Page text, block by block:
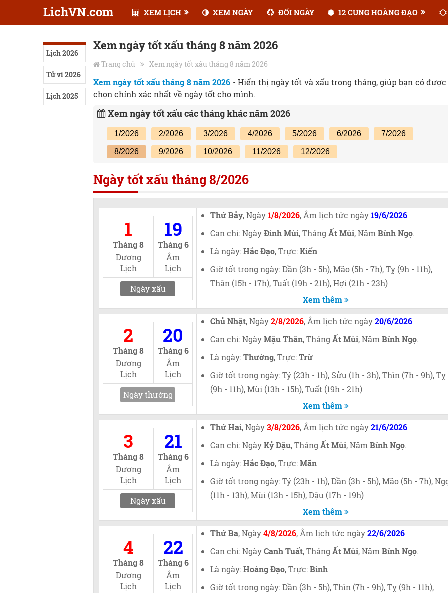
LichVN.com XEM LỊCH XEM NGÀY ĐỔI NGÀY 12 CUNG HOÀNG ĐẠO
Lịch 2026
Tử vi 2026
Lịch 2025
Xem ngày tốt xấu tháng 8 năm 2026
Trang chủ Xem ngày tốt xấu tháng 8 năm 2026
Xem ngày tốt xấu tháng 8 năm 2026 - Hiển thị ngày tốt và xấu trong tháng, giúp bạn có
chọn chính xác nhất về ngày tốt cho mình.
Xem ngày tốt xấu các tháng khác năm 2026
1/2026 2/2026 3/2026 4/2026 5/2026 6/2026 7/2026
8/2026 9/2026 10/2026 11/2026 12/2026
Ngày tốt xấu tháng 8/2026
1
Tháng 8
Dương
Lịch
19
Tháng 6
Âm
Lịch
Ngày xấu
Thứ Bảy, Ngày1/8/2026, Âm lịch tức ngày19/6/2026
Can chi: NgàyĐinh Mùi, Tháng Ất Mùi, Năm Bính Ngọ.
Là ngày:Hắc Đạo, Trực:Kiến
Giờ tốt trong ngày: Dần (3h - 5h), Mão (5h - 7h), Tỵ (9h - 11h),
Thân (15h - 17h), Tuất (19h - 21h), Hợi (21h - 23h)
Xem thêm
2
Tháng 8
Dương
Lịch
20
Tháng 6
Âm
Lịch
Ngày thường
Chủ Nhật, Ngày2/8/2026, Âm lịch tức ngày20/6/2026
Can chi: NgàyMậu Thân, Tháng Ất Mùi, Năm Bính Ngọ.
Là ngày:Thường, Trực:Trừ
Giờ tốt trong ngày: Tý (23h - 1h), Sửu (1h - 3h), Thìn (7h - 9h), Tỵ
(9h - 11h), Mùi (13h - 15h), Tuất (19h - 21h)
Xem thêm
3
Tháng 8
Dương
Lịch
21
Tháng 6
Âm
Lịch
Ngày xấu
Thứ Hai, Ngày3/8/2026, Âm lịch tức ngày21/6/2026
Can chi: NgàyKỷ Dậu, Tháng Ất Mùi, Năm Bính Ngọ.
Là ngày:Hắc Đạo, Trực:Mãn
Giờ tốt trong ngày: Tý (23h - 1h), Dần (3h - 5h), Mão (5h - 7h),
(11h - 13h), Mùi (13h - 15h), Dậu (17h - 19h)
Xem thêm
4
Tháng 8
Dương
Lịch
22
Tháng 6
Âm
Lịch
Thứ Ba, Ngày4/8/2026, Âm lịch tức ngày22/6/2026
Can chi: NgàyCanh Tuất, Tháng Ất Mùi, Năm Bính Ngọ.
Là ngày:Hoàng Đạo, Trực:Bình
Giờ tốt trong ngày: Dần (3h - 5h), Thìn (7h - 9h), Tỵ (9h - 11h),